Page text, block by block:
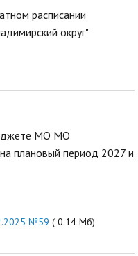
расписании
округ"
МО МО
плановый период 2027 и
№59 ( 0.14 Мб)